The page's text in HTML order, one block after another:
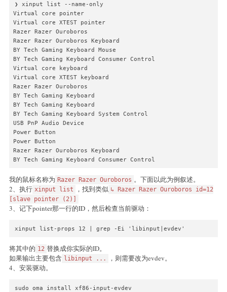
❯ xinput list --name-only
Virtual core pointer
Virtual core XTEST pointer
Razer Razer Ouroboros
Razer Razer Ouroboros Keyboard
BY Tech Gaming Keyboard Mouse
BY Tech Gaming Keyboard Consumer Control
Virtual core keyboard
Virtual core XTEST keyboard
Razer Razer Ouroboros
BY Tech Gaming Keyboard
BY Tech Gaming Keyboard
BY Tech Gaming Keyboard System Control
USB PnP Audio Device
Power Button
Power Button
Razer Razer Ouroboros Keyboard
BY Tech Gaming Keyboard Consumer Control
我的鼠标名称为 Razer Razer Ouroboros 。下面以此为例叙述。
2、执行 xinput list ，找到类似 ↳ Razer Razer Ouroboros id=12
[slave pointer (2)]
3、记下pointer那一行的ID，然后检查当前驱动：
xinput list-props 12 | grep -Ei 'libinput|evdev'
将其中的 12 替换成你实际的ID。
如果输出主要包含 libinput ...
，则需要改为evdev。
4、安装驱动。
sudo oma install xf86-input-evdev